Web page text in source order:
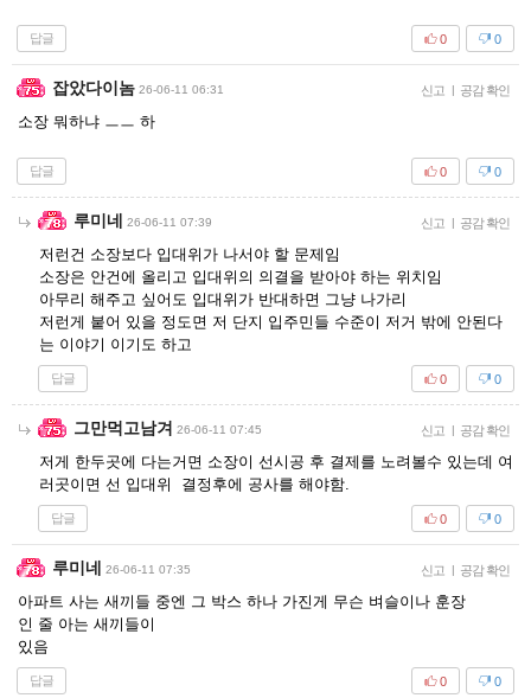
답글 0
0
잡았다이놈 26-06-11 06:31 신고 공감 확인
소장 뭐하냐 ㅡㅡ 하
답글 0
0
루미네 26-06-11 07:39 신고 공감 확인
저런건 소장보다 입대위가 나서야 할 문제임
소장은 안건에 올리고 입대위의 의결을 받아야 하는 위치임
아무리 해주고 싶어도 입대위가 반대하면 그냥 나가리
저런게 붙어 있을 정도면 저 단지 입주민들 수준이 저거 밖에 안된다
는 이야기 이기도 하고
답글 0
0
그만먹고남겨 26-06-11 07:45 신고 공감 확인
저게 한두곳에 다는거면 소장이 선시공 후 결제를 노려볼수 있는데 여
러곳이면 선 입대위 결정후에 공사를 해야함.
답글 0
0
루미네 26-06-11 07:35 신고 공감 확인
아파트 사는 새끼들 중엔 그 박스 하나 가진게 무슨 벼슬이나 훈장
인 줄 아는 새끼들이
있음
답글 0
0